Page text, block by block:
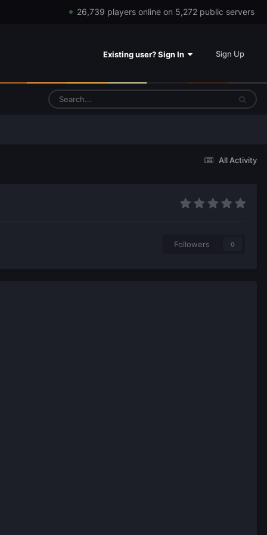
26,739 players online on 5,272 public servers
Existing user? Sign In Sign Up
All Activity
Followers 0